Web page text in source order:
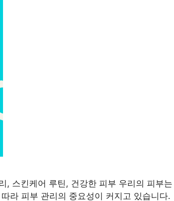
, 스킨케어 루틴, 건강한 피부 우리의 피부는
라 피부 관리의 중요성이 커지고 있습니다.